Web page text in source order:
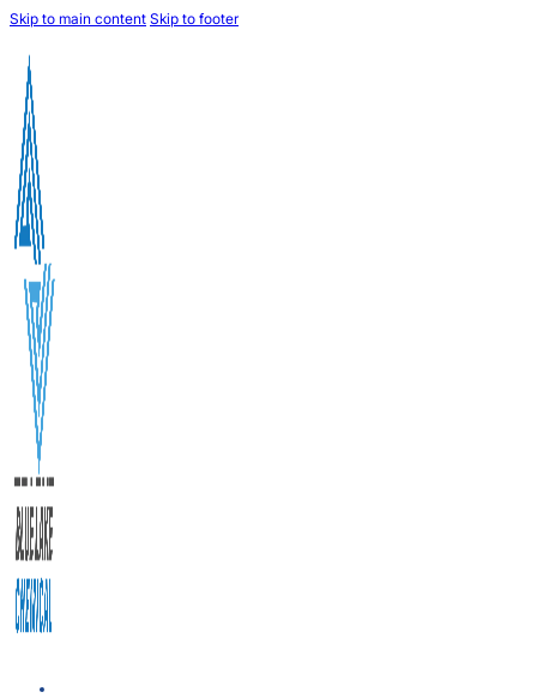
Skip to main content Skip to footer